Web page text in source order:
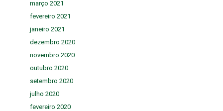
março 2021
fevereiro 2021
janeiro 2021
dezembro 2020
novembro 2020
outubro 2020
setembro 2020
julho 2020
fevereiro 2020